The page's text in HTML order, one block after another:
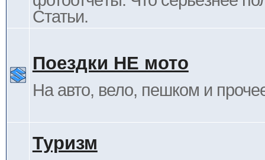
Статьи.
Поездки НЕ мото
На авто, вело, пешком и
Туризм